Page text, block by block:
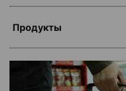
Продукты